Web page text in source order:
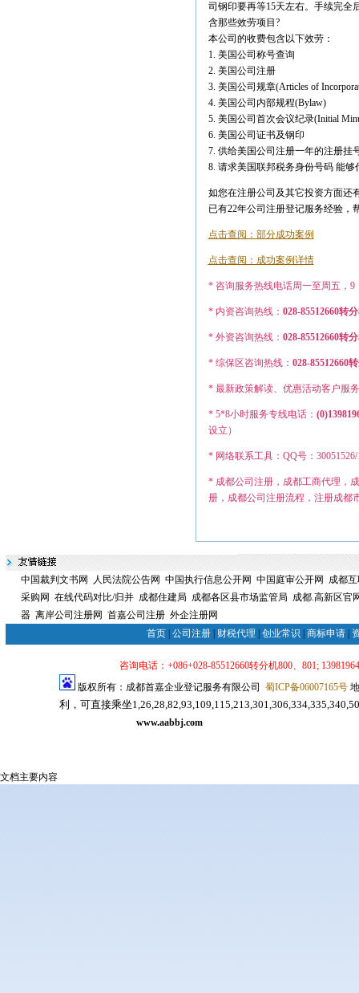
司钢印要再等15天左右。手续完全
含那些效劳项目?
本公司的收费包含以下效劳：
1. 美国公司称号查询
2. 美国公司注册
3. 美国公司规章(Articles of
4. 美国公司内部规程(Bylaw)
5. 美国公司首次会议纪录(Initial
6. 美国公司证书及钢印
7. 供给美国公司注册一年的注册挂
8. 请求美国联邦税务身份号码 能
如您在注册公司及其它投资方面还
已有22年公司注册登记服务经验，
点击查阅：部分成功案例
点击查阅：成功案例详情
* 咨询服务热线电话周一至周五，9
* 内资咨询热线： 028-85512660转
* 外资咨询热线： 028-85512660转
* 综保区咨询热线： 028-85512660
* 最新政策解读、优惠活动客户服
* 5*8小时服务专线电话：
设立）
* 网络联系工具：QQ号：30051526/
* 成都公司注册，成都工商代理，
册，成都公司注册流程，注册成都
中国裁判文书网 人民法院公告网 中国执行信息公开网 中国庭审公开网
成都
采购网 在线代码对比/归并 成都住建局 成都各区县市场监管局 成都.高新区官
器 离岸公司注册网 首嘉公司注册 外企注册网
首页 公司注册 财税代理 创业常识 商标申请
咨询电话：+086+028-85512660转分机800、801;
版权所有：成都首嘉企业登记服务有限公司 蜀ICP备06007165号地
利，可直接乘坐
www.aabbj.com
文档主要内容